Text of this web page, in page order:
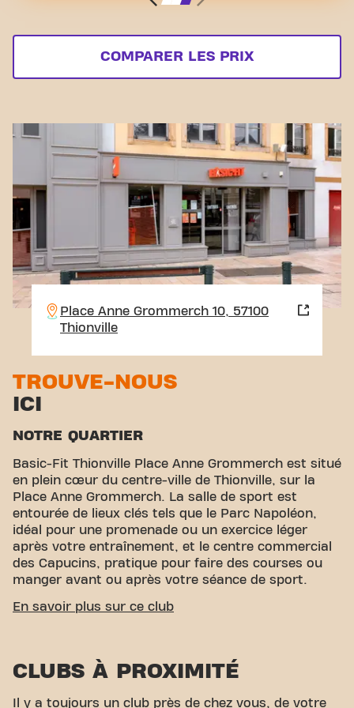
COMPARER LES PRIX
Place Anne Grommerch 10, 57100
Thionville
TROUVE-NOUS
ICI
NOTRE QUARTIER
Basic-Fit Thionville Place Anne Grommerch est situé
en plein cœur du centre-ville de Thionville, sur la
Place Anne Grommerch. La salle de sport est
entourée de lieux clés tels que le Parc Napoléon,
idéal pour une promenade ou un exercice léger
après votre entraînement, et le centre commercial
des Capucins, pratique pour faire des courses ou
manger avant ou après votre séance de sport.
ACCESSIBILITÉ FACILE
transport : Parking :Le parking du centre
proximité.Bus :La gare routière de Thionville est à
En savoir plus sur ce club
CLUBS À PROXIMITÉ
Il y a toujours un club près de chez vous, de votre